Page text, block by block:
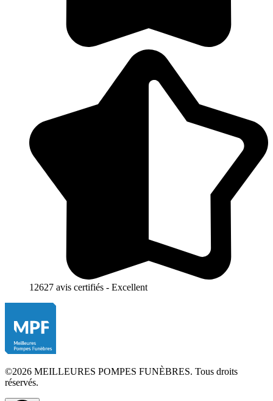
12627 avis certifiés - Excellent
©2026 MEILLEURES POMPES FUNÈBRES. Tous droits
réservés.